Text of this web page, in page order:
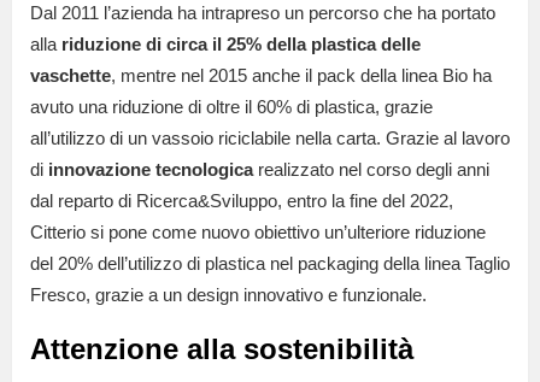
Dal 2011 l’azienda ha intrapreso un percorso che ha portato
alla riduzione di circa il 25% della plastica delle
vaschette, mentre nel 2015 anche il pack della linea Bio ha
avuto una riduzione di oltre il 60% di plastica, grazie
all’utilizzo di un vassoio riciclabile nella carta. Grazie al lavoro
di innovazione tecnologicarealizzato nel corso degli anni
dal reparto di Ricerca&Sviluppo, entro la fine del 2022,
Citterio si pone come nuovo obiettivo un’ulteriore riduzione
del 20% dell’utilizzo di plastica nel packaging della linea Taglio
Fresco, grazie a un design innovativo e funzionale.
Attenzione alla sostenibilità